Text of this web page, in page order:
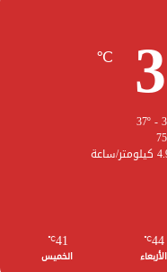
℃
ساعة
44
℃
الأربعاء
41
℃
الخميس